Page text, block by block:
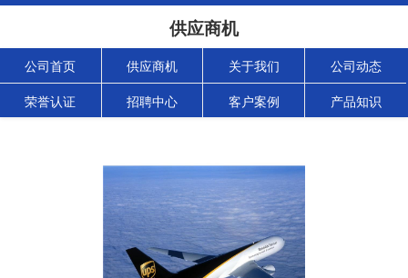
供应商机
公司首页 供应商机 关于我们 公司动态
荣誉认证 招聘中心 客户案例 产品知识